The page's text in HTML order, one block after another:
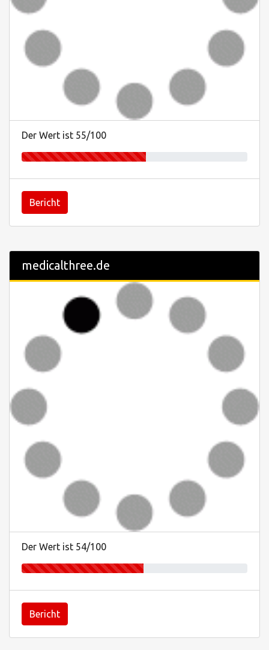
Der Wert ist 55/100
Bericht
medicalthree.de
Der Wert ist 54/100
Bericht